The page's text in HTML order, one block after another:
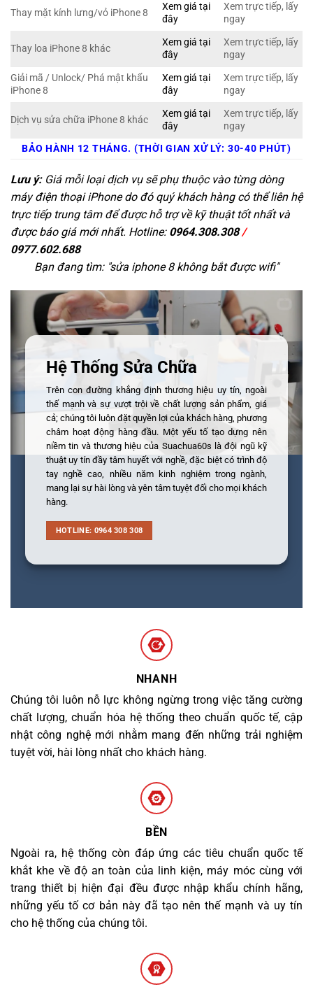
Thay mặt kính lưng/vỏ iPhone 8
Xem giá tại
đây
Xem trực tiếp, lấy
ngay
Thay loa iPhone 8 khác
Xem giá tại
đây
Xem trực tiếp, lấy
ngay
Giải mã / Unlock/ Phá mật khẩu
iPhone 8
Xem giá tại
đây
Xem trực tiếp, lấy
ngay
Dịch vụ sửa chữa iPhone 8 khác
Xem giá tại
đây
Xem trực tiếp, lấy
ngay
BẢO HÀNH 12 THÁNG. (THỜI GIAN XỬ LÝ: 30-40 PHÚT)
Lưu ý:Giá mỗi loại dịch vụ sẽ phụ thuộc vào từng dòng
máy điện thoại iPhone do đó quý khách hàng có thể liên hệ
trực tiếp trung tâm để được hỗ trợ về kỹ thuật tốt nhất và
được báo giá mới nhất. Hotline: 0964.308.308/
0977.602.688
Bạn đang tìm: "sửa iphone 8 không bắt được wifi"
Hệ Thống Sửa Chữa
Trên con đường khẳng định thương hiệu uy tín, ngoài
thế mạnh và sự vượt trội về chất lượng sản phẩm, giá
cả; chúng tôi luôn đặt quyền lợi của khách hàng, phương
châm hoạt động hàng đầu. Một yếu tố tạo dựng nên
niềm tin và thương hiệu của Suachua60s là đội ngũ kỹ
thuật uy tín đầy tâm huyết với nghề, đặc biệt có trình độ
tay nghề cao, nhiều năm kinh nghiệm trong ngành,
mang lại sự hài lòng và yên tâm tuyệt đối cho mọi khách
hàng.
HOTLINE: 0964 308 308
NHANH
Chúng tôi luôn nỗ lực không ngừng trong việc tăng cường
chất lượng, chuẩn hóa hệ thống theo chuẩn quốc tế, cập
nhật công nghệ mới nhằm mang đến những trải nghiệm
tuyệt vời, hài lòng nhất cho khách hàng.
BỀN
Ngoài ra, hệ thống còn đáp ứng các tiêu chuẩn quốc tế
khắt khe về độ an toàn của linh kiện, máy móc cùng với
trang thiết bị hiện đại đều được nhập khẩu chính hãng,
những yếu tố cơ bản này đã tạo nên thế mạnh và uy tín
cho hệ thống của chúng tôi.